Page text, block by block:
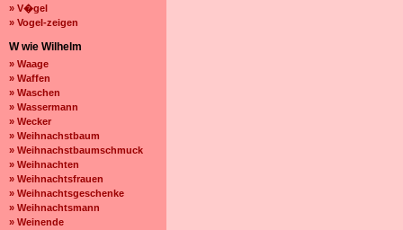
» V�gel
» Vogel-zeigen
W wie Wilhelm
» Waage
» Waffen
» Waschen
» Wassermann
» Wecker
» Weihnachstbaum
» Weihnachstbaumschmuck
» Weihnachten
» Weihnachtsfrauen
» Weihnachtsgeschenke
» Weihnachtsmann
» Weinende